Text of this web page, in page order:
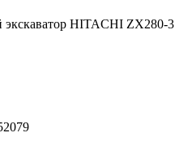
HITACHI ZX280-3